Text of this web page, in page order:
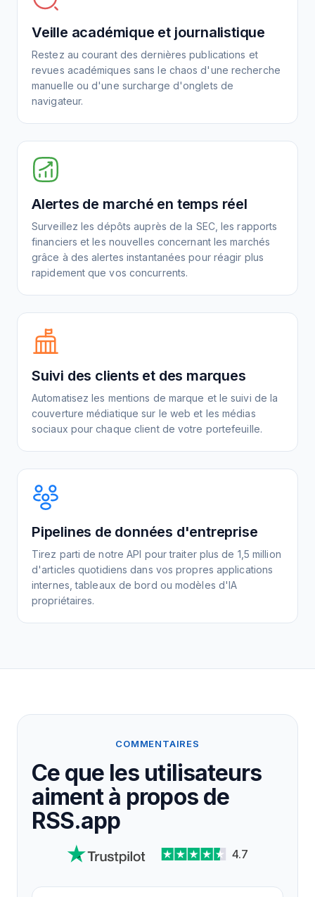
Veille académique et journalistique
Restez au courant des dernières publications et
revues académiques sans le chaos d'une recherche
manuelle ou d'une surcharge d'onglets de
navigateur.
Alertes de marché en temps réel
Surveillez les dépôts auprès de la SEC, les rapports
financiers et les nouvelles concernant les marchés
grâce à des alertes instantanées pour réagir plus
rapidement que vos concurrents.
Suivi des clients et des marques
Automatisez les mentions de marque et le suivi de la
couverture médiatique sur le web et les médias
sociaux pour chaque client de votre portefeuille.
Pipelines de données d'entreprise
Tirez parti de notre API pour traiter plus de 1,5 million
d'articles quotidiens dans vos propres applications
internes, tableaux de bord ou modèles d'IA
propriétaires.
COMMENTAIRES
Ce que les utilisateurs
aiment à propos de
RSS.app
4.7